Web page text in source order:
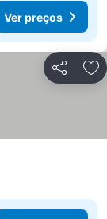
Ver preços
Partilhar